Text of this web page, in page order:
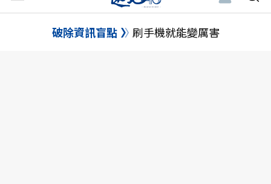
破除資訊盲點 刷手機就能變厲害